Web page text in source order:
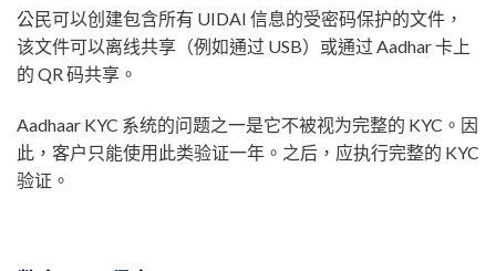
公民可以创建包含所有 UIDAI 信息的受密码保护的文件，
该文件可以离线共享（例如通过 USB）或通过 Aadhar 卡上
的 QR 码共享。
Aadhaar KYC 系统的问题之一是它不被视为完整的 KYC。因
此，客户只能使用此类验证一年。之后，应执行完整的 KYC
验证。